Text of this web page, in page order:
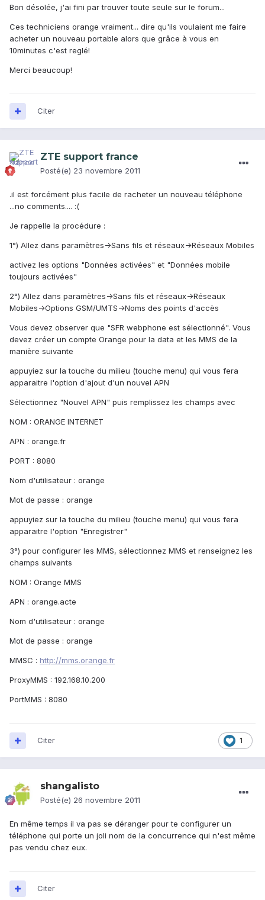
Bon désolée, j'ai fini par trouver toute seule sur le forum...
Ces techniciens orange vraiment... dire qu'ils voulaient me faire
acheter un nouveau portable alors que grâce à vous en
10minutes c'est reglé!
Merci beaucoup!
Citer
ZTE support france
Posté(e) 23 novembre 2011
.il est forcément plus facile de racheter un nouveau téléphone
...no comments.... :(
Je rappelle la procédure :
1°) Allez dans paramètres->Sans fils et réseaux->Réseaux Mobiles
activez les options "Données activées" et "Données mobile
toujours activées"
2°) Allez dans paramètres->Sans fils et réseaux->Réseaux
Mobiles->Options GSM/UMTS->Noms des points d'accès
Vous devez observer que "SFR webphone est sélectionné". Vous
devez créer un compte Orange pour la data et les MMS de la
manière suivante
appuyiez sur la touche du milieu (touche menu) qui vous fera
apparaitre l'option d'ajout d'un nouvel APN
Sélectionnez "Nouvel APN" puis remplissez les champs avec
NOM : ORANGE INTERNET
APN : orange.fr
PORT : 8080
Nom d'utilisateur : orange
Mot de passe : orange
appuyiez sur la touche du milieu (touche menu) qui vous fera
apparaitre l'option "Enregistrer"
3°) pour configurer les MMS, sélectionnez MMS et renseignez les
champs suivants
NOM : Orange MMS
APN : orange.acte
Nom d'utilisateur : orange
Mot de passe : orange
MMSC : http://mms.orange.fr
ProxyMMS : 192.168.10.200
PortMMS : 8080
1
Citer
shangalisto
Posté(e) 26 novembre 2011
En même temps il va pas se déranger pour te configurer un
téléphone qui porte un joli nom de la concurrence qui n'est même
pas vendu chez eux.
Citer